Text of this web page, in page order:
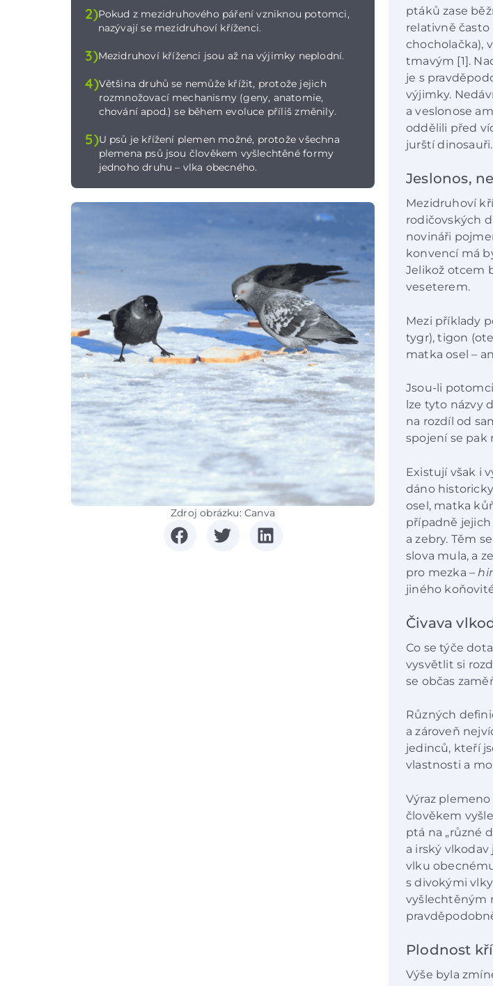
2)Pokud z mezidruhového páření vzniknou potomci,
nazývají se mezidruhoví kříženci.
3)Mezidruhoví kříženci jsou až na výjimky neplodní.
4)Většina druhů se nemůže křížit, protože jejich
rozmnožovací mechanismy (geny, anatomie,
chování apod.) se během evoluce příliš změnily.
5)U psů je křížení plemen možné, protože všechna
plemena psů jsou člověkem vyšlechtěné formy
jednoho druhu – vlka obecného.
Zdroj obrázku: Canva
ptáků zase
relativně
chocholačka),
tmavým [1].
je s
výjimky.
a veslonose
oddělili před
jurští dinosauři.
Jeslonos,
Mezidruhoví
rodičovských
novináři
konvencí má
Jelikož otcem
veseterem.
Mezi příklady
tygr), tigon
matka osel –
Jsou-li
lze tyto názvy
na rozdíl od
spojení se pak
Existují však i
dáno
osel, matka
případně
a zebry. Těm
slova mula, a
pro mezka –
jiného
Čivava
Co se týče
vysvětlit si
se občas
Různých
a zároveň
jedinců, kteří
vlastnosti a
Výraz
člověkem
ptá na „různé
a irský
vlku
s divokými
vyšlechtěným
Plodnost
Výše byla